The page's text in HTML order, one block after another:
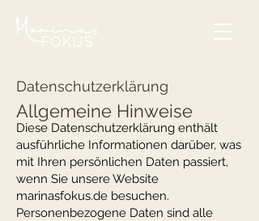
Datenschutzerklärung
Allgemeine Hinweise
Diese Datenschutzerklärung enthält
ausführliche Informationen darüber, was
mit Ihren persönlichen Daten passiert,
wenn Sie unsere Website
marinasfokus.de besuchen.
Personenbezogene Daten sind alle